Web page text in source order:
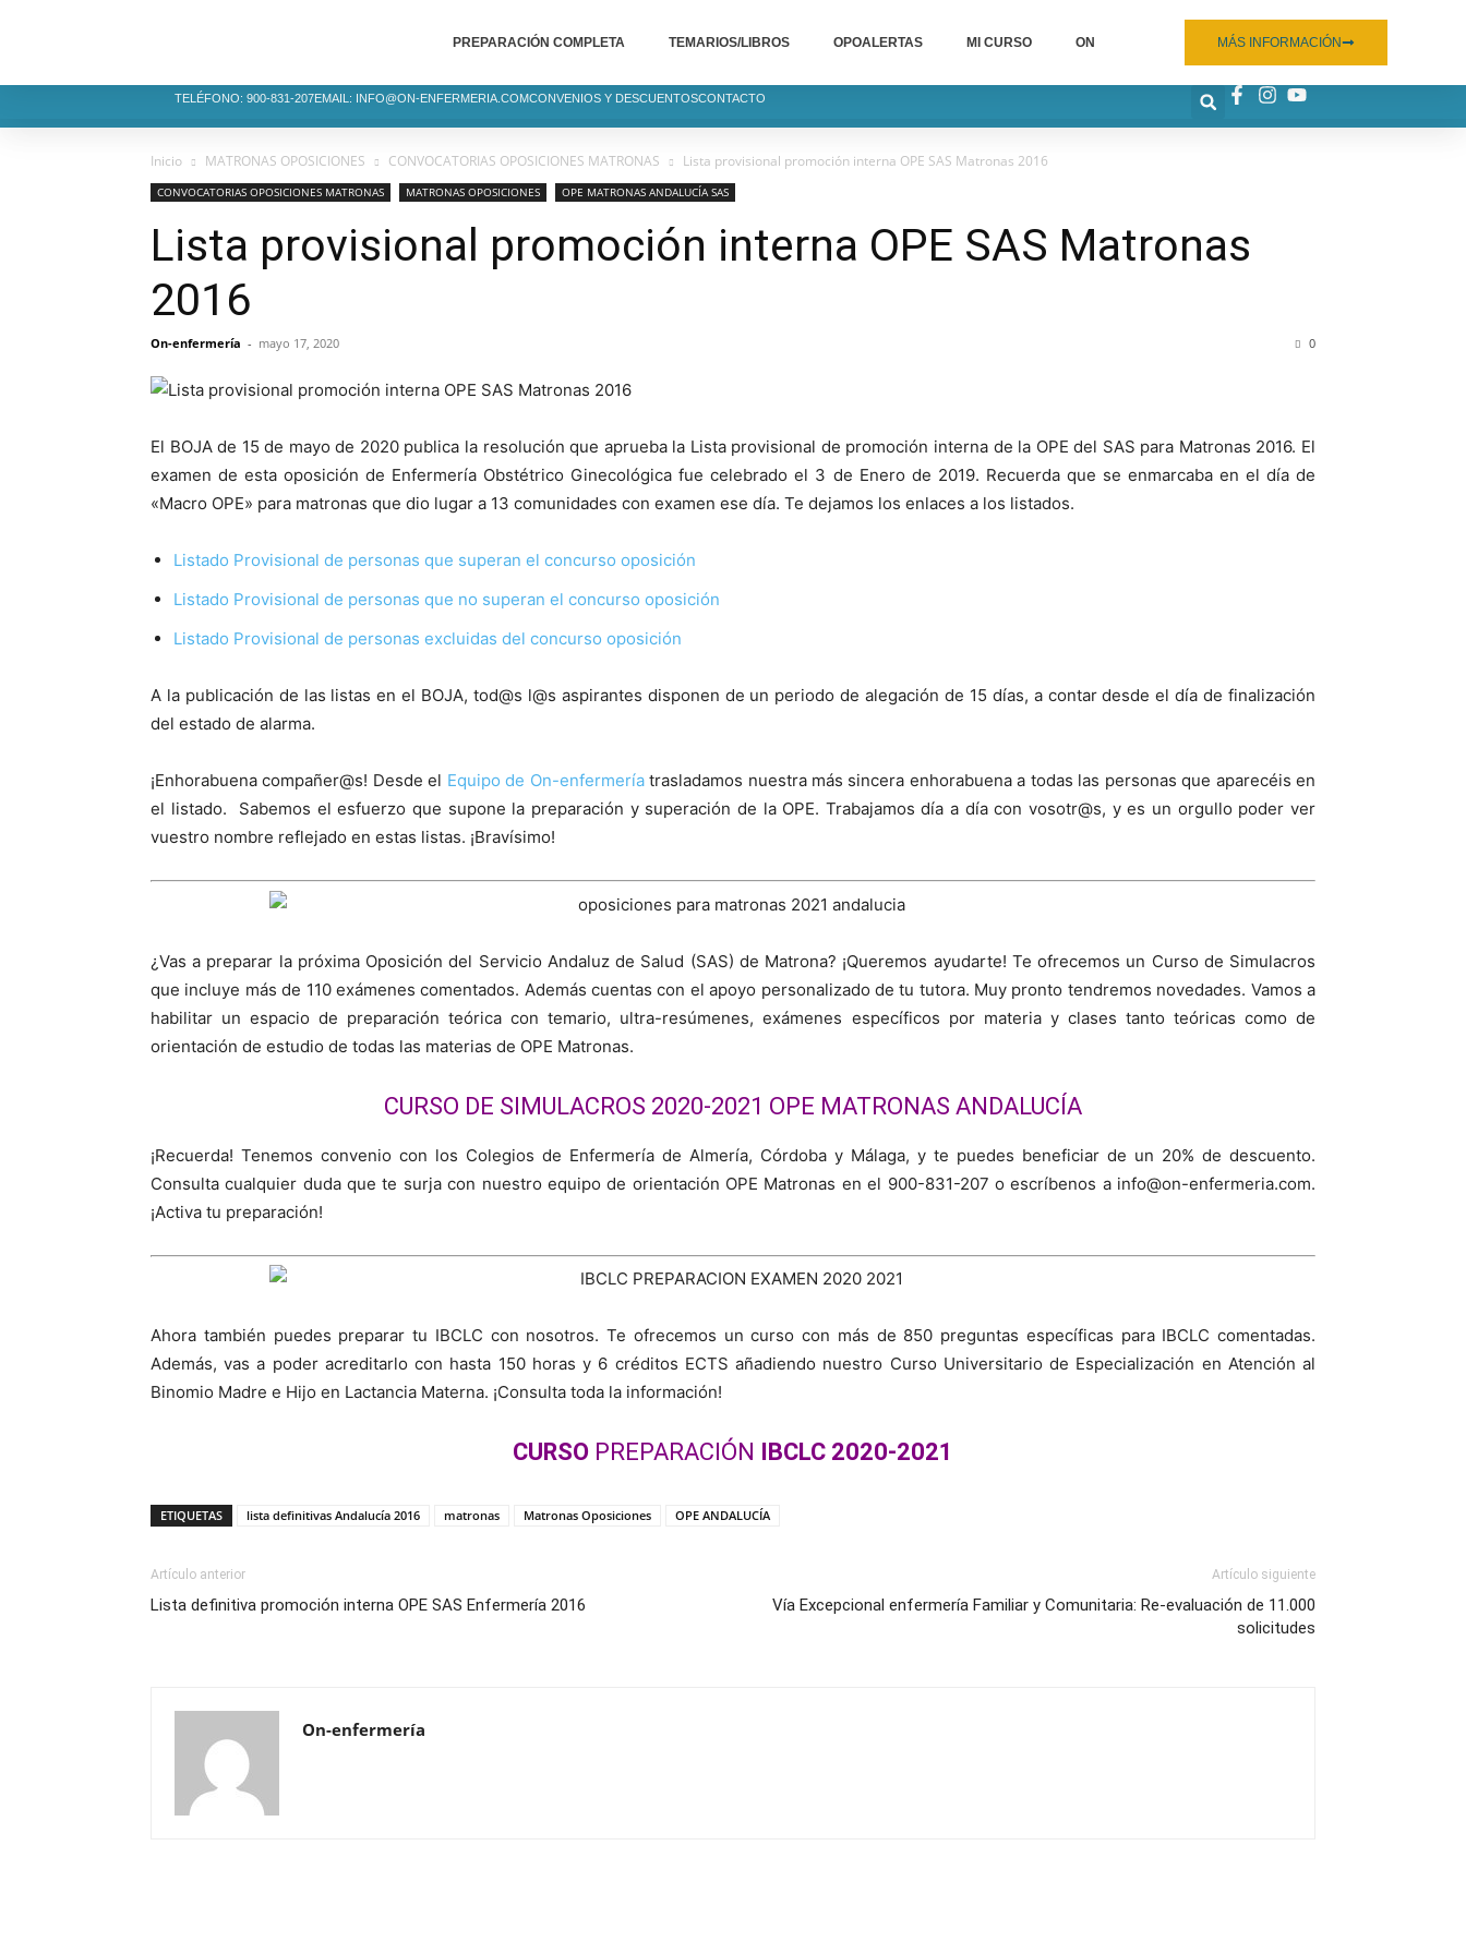
PREPARACIÓN COMPLETA TEMARIOS/LIBROS OPOALERTAS MI CURSO ON MÁS INFORMACIÓN
TELÉFONO: 900-831-207EMAIL: INFO@ON-ENFERMERIA.COMCONVENIOS Y DESCUENTOSCONTACTO
Inicio MATRONAS OPOSICIONES CONVOCATORIAS OPOSICIONES MATRONAS Lista provisional promoción interna OPE SAS Matronas 2016
CONVOCATORIAS OPOSICIONES MATRONAS MATRONAS OPOSICIONES OPE MATRONAS ANDALUCÍA SAS
Lista provisional promoción interna OPE SAS Matronas
2016
On-enfermería - mayo 17, 2020 0
El BOJA de 15 de mayo de 2020 publica la resolución que aprueba la Lista provisional de promoción interna de la OPE del SAS para Matronas 2016. El
examen de esta oposición de Enfermería Obstétrico Ginecológica fue celebrado el 3 de Enero de 2019. Recuerda que se enmarcaba en el día de
«Macro OPE» para matronas que dio lugar a 13 comunidades con examen ese día. Te dejamos los enlaces a los listados.
Listado Provisional de personas que superan el concurso oposición
Listado Provisional de personas que no superan el concurso oposición
Listado Provisional de personas excluidas del concurso oposición
A la publicación de las listas en el BOJA, tod@s l@s aspirantes disponen de un periodo de alegación de 15 días, a contar desde el día de finalización
del estado de alarma.
¡Enhorabuena compañer@s! Desde el Equipo de On-enfermeríatrasladamos nuestra más sincera enhorabuena a todas las personas que aparecéis en
el listado. Sabemos el esfuerzo que supone la preparación y superación de la OPE. Trabajamos día a día con vosotr@s, y es un orgullo poder ver
vuestro nombre reflejado en estas listas. ¡Bravísimo!
¿Vas a preparar la próxima Oposición del Servicio Andaluz de Salud (SAS) de Matrona? ¡Queremos ayudarte! Te ofrecemos un Curso de Simulacros
que incluye más de 110 exámenes comentados. Además cuentas con el apoyo personalizado de tu tutora. Muy pronto tendremos novedades. Vamos a
habilitar un espacio de preparación teórica con temario, ultra-resúmenes, exámenes específicos por materia y clases tanto teóricas como de
orientación de estudio de todas las materias de OPE Matronas.
CURSO DE SIMULACROS 2020-2021 OPE MATRONAS ANDALUCÍA
¡Recuerda! Tenemos convenio con los Colegios de Enfermería de Almería, Córdoba y Málaga, y te puedes beneficiar de un 20% de descuento.
Consulta cualquier duda que te surja con nuestro equipo de orientación OPE Matronas en el 900-831-207 o escríbenos a info@on-enfermeria.com.
¡Activa tu preparación!
Ahora también puedes preparar tu IBCLC con nosotros. Te ofrecemos un curso con más de 850 preguntas específicas para IBCLC comentadas.
Además, vas a poder acreditarlo con hasta 150 horas y 6 créditos ECTS añadiendo nuestro Curso Universitario de Especialización en Atención al
Binomio Madre e Hijo en Lactancia Materna. ¡Consulta toda la información!
CURSO PREPARACIÓN IBCLC 2020-2021
ETIQUETAS lista definitivas Andalucía 2016 matronas Matronas Oposiciones OPE ANDALUCÍA
Artículo anterior
Lista definitiva promoción interna OPE SAS Enfermería 2016
Artículo siguiente
Vía Excepcional enfermería Familiar y Comunitaria: Re-evaluación de 11.000
solicitudes
On-enfermería